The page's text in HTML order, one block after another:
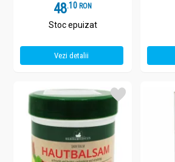
48.1 RON
Stoc epuizat
Vezi detalii